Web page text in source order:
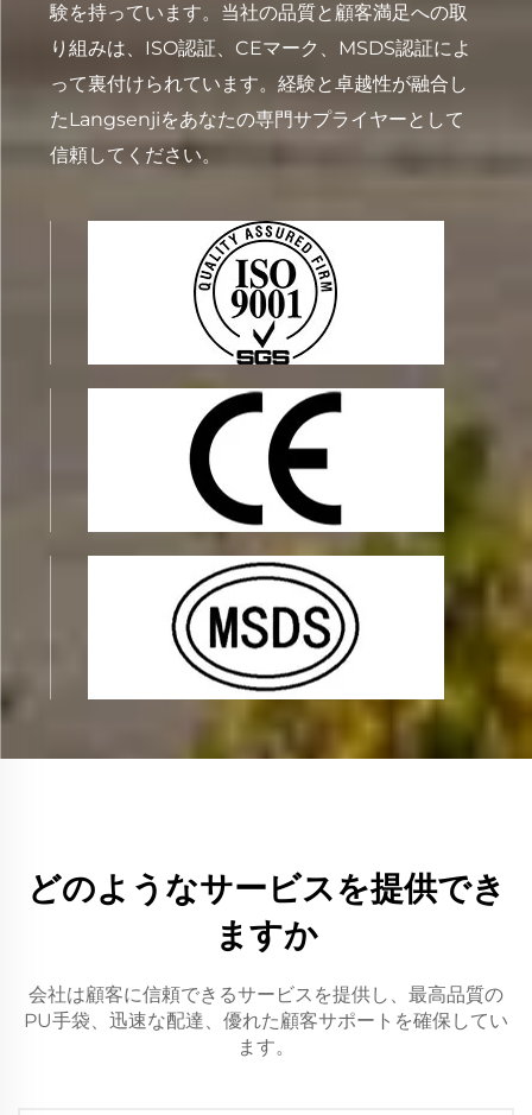
験を持っています。当社の品質と顧客満足への取
り組みは、ISO認証、CEマーク、MSDS認証によ
って裏付けられています。経験と卓越性が融合し
たLangsenjiをあなたの専門サプライヤーとして
信頼してください。
どのようなサービスを提供でき
ますか
会社は顧客に信頼できるサービスを提供し、最高品質の
PU手袋、迅速な配達、優れた顧客サポートを確保してい
ます。